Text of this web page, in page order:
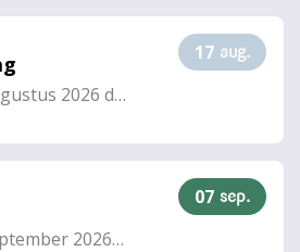
2026 de gehele dag
aug.
17
2026de gehele dag
sep.
07